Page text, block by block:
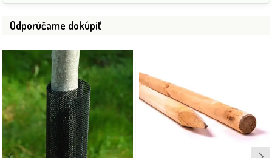
Odporúčame dokúpiť